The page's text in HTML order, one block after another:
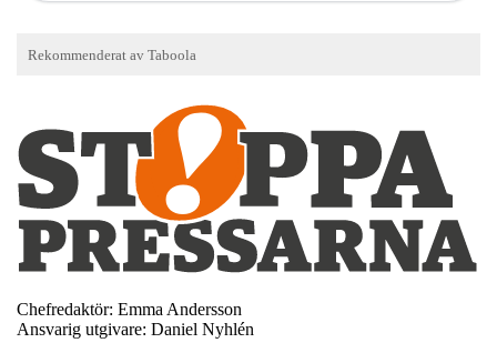
Chefredaktör: Emma Andersson
Ansvarig utgivare: Daniel Nyhlén